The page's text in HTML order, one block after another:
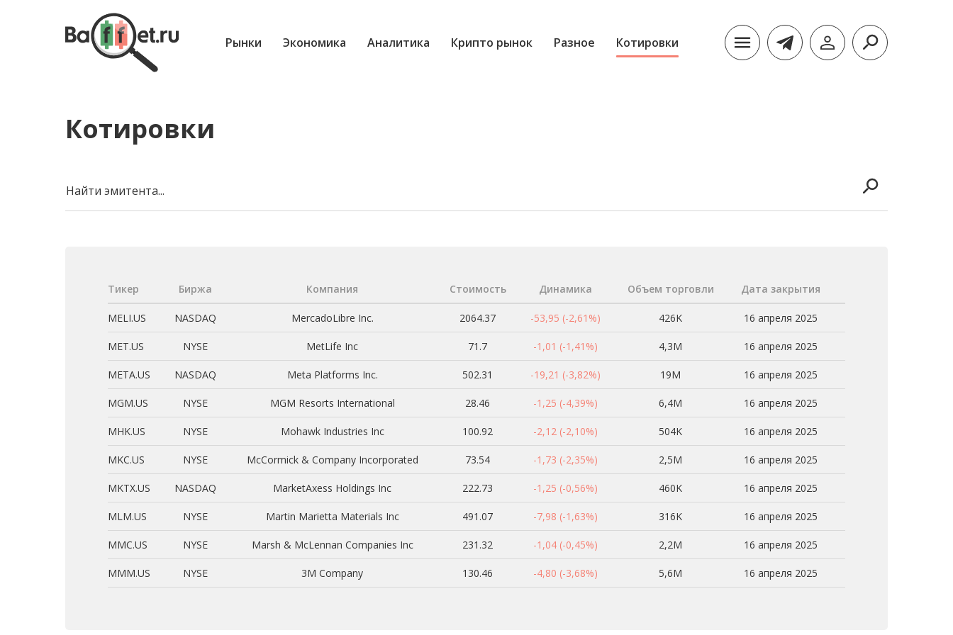
Рынки Экономика Аналитика Крипто рынок Разное Котировки
Котировки
Найти эмитента...
Тикер Биржа Компания Стоимость Динамика Объем торговли Дата закрытия
MELI.US NASDAQ MercadoLibre Inc. 2064.37 -53,95 (-2,61%) 426K 16 апреля 2025
MET.US NYSE MetLife Inc 71.7 -1,01 (-1,41%) 4,3M 16 апреля 2025
META.US NASDAQ Meta Platforms Inc. 502.31 -19,21 (-3,82%) 19M 16 апреля 2025
MGM.US NYSE MGM Resorts International 28.46 -1,25 (-4,39%) 6,4M 16 апреля 2025
MHK.US NYSE Mohawk Industries Inc 100.92 -2,12 (-2,10%) 504K 16 апреля 2025
MKC.US NYSE McCormick & Company Incorporated 73.54 -1,73 (-2,35%) 2,5M 16 апреля 2025
MKTX.US NASDAQ MarketAxess Holdings Inc 222.73 -1,25 (-0,56%) 460K 16 апреля 2025
MLM.US NYSE Martin Marietta Materials Inc 491.07 -7,98 (-1,63%) 316K 16 апреля 2025
MMC.US NYSE Marsh & McLennan Companies Inc 231.32 -1,04 (-0,45%) 2,2M 16 апреля 2025
MMM.US NYSE 3M Company 130.46 -4,80 (-3,68%) 5,6M 16 апреля 2025